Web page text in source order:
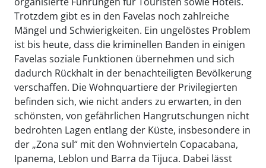
Trotzdem gibt es in den Favelas noch zahlreiche
Mängel und Schwierigkeiten. Ein ungelöstes Problem
ist bis heute, dass die kriminellen Banden in einigen
Favelas soziale Funktionen übernehmen und sich
dadurch Rückhalt in der benachteiligten Bevölkerung
verschaffen. Die Wohnquartiere der Privilegierten
befinden sich, wie nicht anders zu erwarten, in den
schönsten, von gefährlichen Hangrutschungen nicht
bedrohten Lagen entlang der Küste, insbesondere in
der „Zona sul“ mit den Wohnvierteln Copacabana,
Ipanema, Leblon und Barra da Tijuca. Dabei lässt